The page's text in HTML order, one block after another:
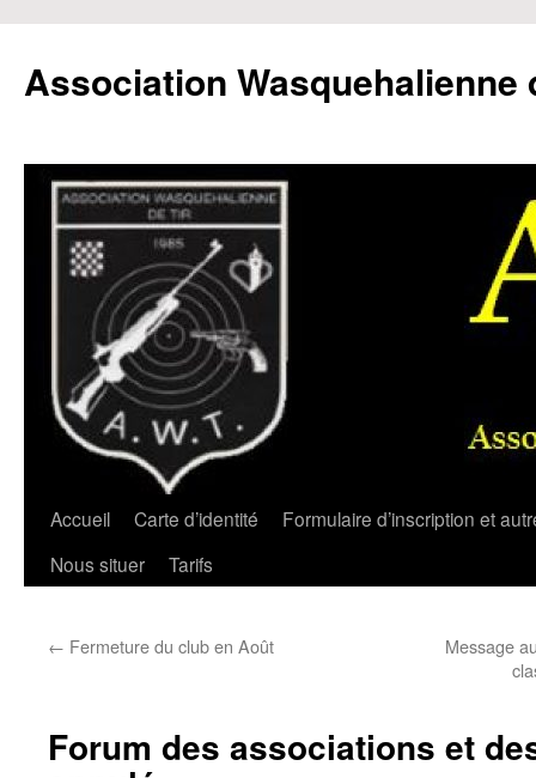
contenu
Association Wasquehalienne
Accueil Carte d’identité
Formulaire d’inscription et
Nous situer
Tarifs
← Fermeture du club en Août
Message
Forum des associations et